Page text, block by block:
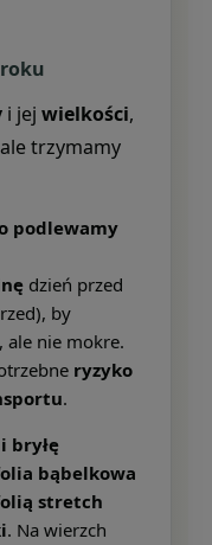
i jej wielkości,
trzymamy
podlewamy
dzień przed
by
ale nie mokre.
ryzyko
.
bryłę
bąbelkowa
stretch
. Na wierzch